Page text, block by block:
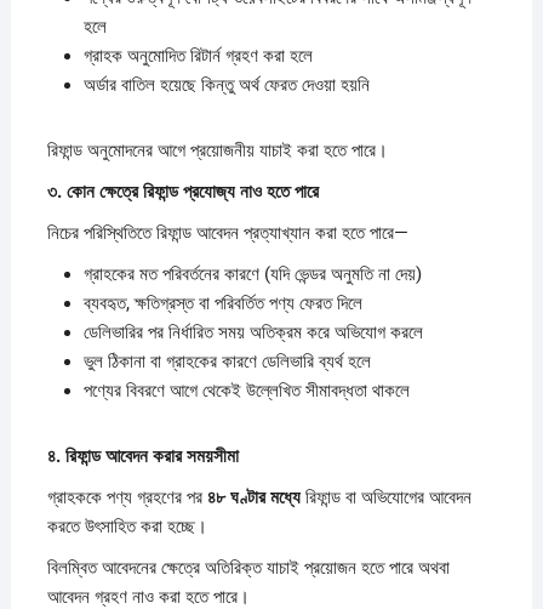
হলে
গ্রাহক অনুমোদিত রিটার্ন গ্রহণ করা হলে
অর্ডার বাতিল হয়েছে কিন্তু অর্থ ফেরত দেওয়া হয়নি
রিফান্ড অনুমোদনের আগে প্রয়োজনীয় যাচাই করা হতে পারে।
৩. কোনক্ষেত্রেরিফান্ডপ্রযোজ্যনাওহতেপারে
নিচের পরিস্থিতিতে রিফান্ড আবেদন প্রত্যাখ্যান করা হতে পারে—
গ্রাহকের মত পরিবর্তনের কারণে (যদি ভেন্ডর অনুমতি না দেয়)
ব্যবহৃত, ক্ষতিগ্রস্ত বা পরিবর্তিত পণ্য ফেরত দিলে
ডেলিভারির পর নির্ধারিত সময় অতিক্রম করে অভিযোগ করলে
ভুল ঠিকানা বা গ্রাহকের কারণে ডেলিভারি ব্যর্থ হলে
পণ্যের বিবরণে আগে থেকেই উল্লেখিত সীমাবদ্ধতা থাকলে
৪. রিফান্ডআবেদনকরারসময়সীমা
গ্রাহককে পণ্য গ্রহণের পর ৪৮ঘণ্টারমধ্যেরিফান্ড বা অভিযোগের আবেদন
করতে উৎসাহিত করা হচ্ছে।
বিলম্বিত আবেদনের ক্ষেত্রে অতিরিক্ত যাচাই প্রয়োজন হতে পারে অথবা
আবেদন গ্রহণ নাও করা হতে পারে।